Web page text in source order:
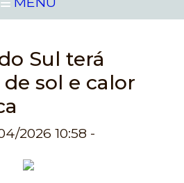
Sul terá
sol e calor
2026 10:58 -